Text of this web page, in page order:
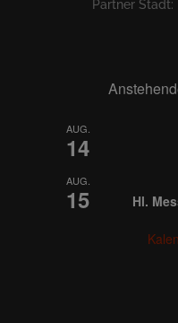
Partner Stadt:
AUG.
14
AUG.
15 Hl.